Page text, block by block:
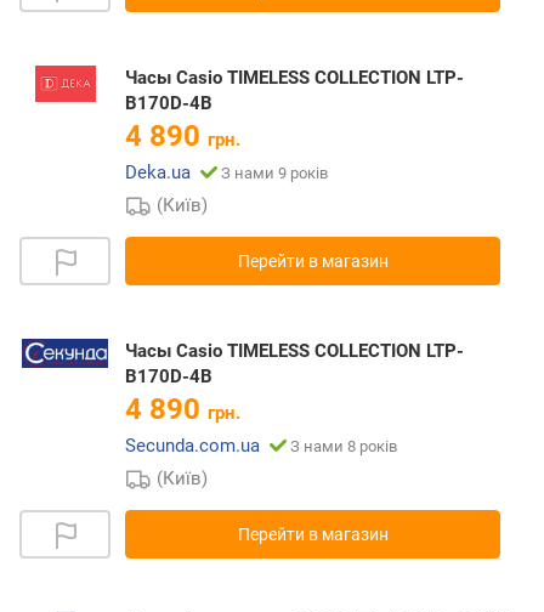
Часы Casio TIMELESS COLLECTION LTP-
B170D-4B
4 890 грн.
Deka.ua
З нами 9 років
(Київ)
Перейти в магазин
Часы Casio TIMELESS COLLECTION LTP-
B170D-4B
4 890 грн.
Secunda.com.ua
З нами 8 років
(Київ)
Перейти в магазин